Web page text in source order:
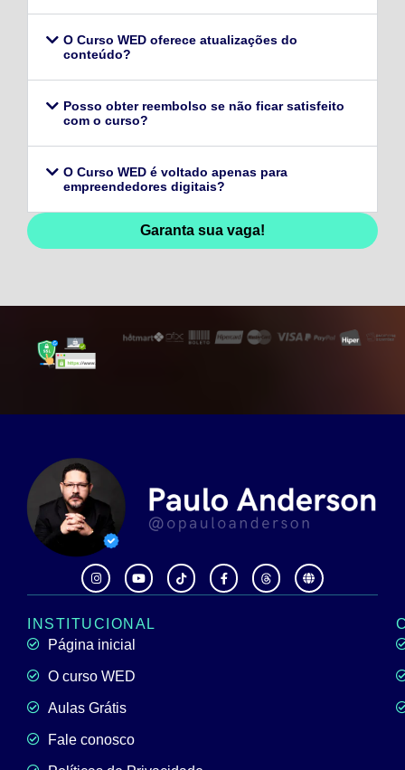
O Curso WED oferece atualizações do
conteúdo?
Posso obter reembolso se não ficar satisfeito
com o curso?
O Curso WED é voltado apenas para
empreendedores digitais?
Garanta sua vaga!
INSTITUCIONAL
Página inicial
O curso WED
Aulas Grátis
Fale conosco